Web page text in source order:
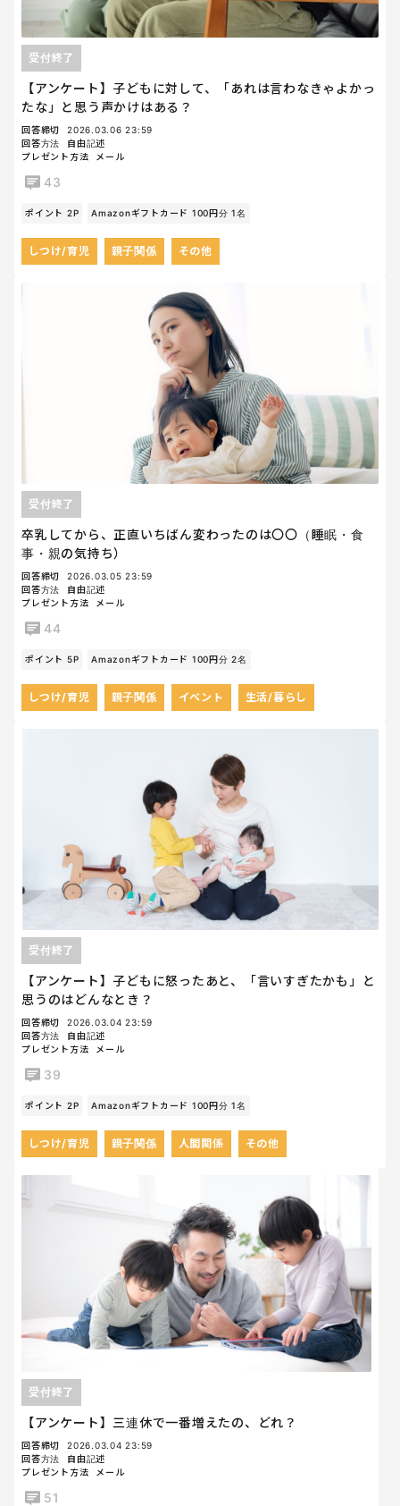
【アンケート】子どもに対して、「あれは言わなきゃよかっ
たな」と思う声かけはある？
受付終了
回答締切
2026.03.06 23:59
回答方法
自由記述
プレゼント方法
メール
43
ポイント 2P Amazonギフトカード 100円分 1名
しつけ/育児 親子関係 その他
卒乳してから、正直いちばん変わったのは〇〇（睡眠・食
事・親の気持ち）
受付終了
回答締切
2026.03.05 23:59
回答方法
自由記述
プレゼント方法
メール
44
ポイント 5P Amazonギフトカード 100円分 2名
しつけ/育児 親子関係 イベント 生活/暮らし
【アンケート】子どもに怒ったあと、「言いすぎたかも」と
思うのはどんなとき？
受付終了
回答締切
2026.03.04 23:59
回答方法
自由記述
プレゼント方法
メール
39
ポイント 2P Amazonギフトカード 100円分 1名
しつけ/育児 親子関係 人間関係 その他
【アンケート】三連休で一番増えたの、どれ？
受付終了
回答締切
2026.03.04 23:59
回答方法
自由記述
プレゼント方法
メール
51